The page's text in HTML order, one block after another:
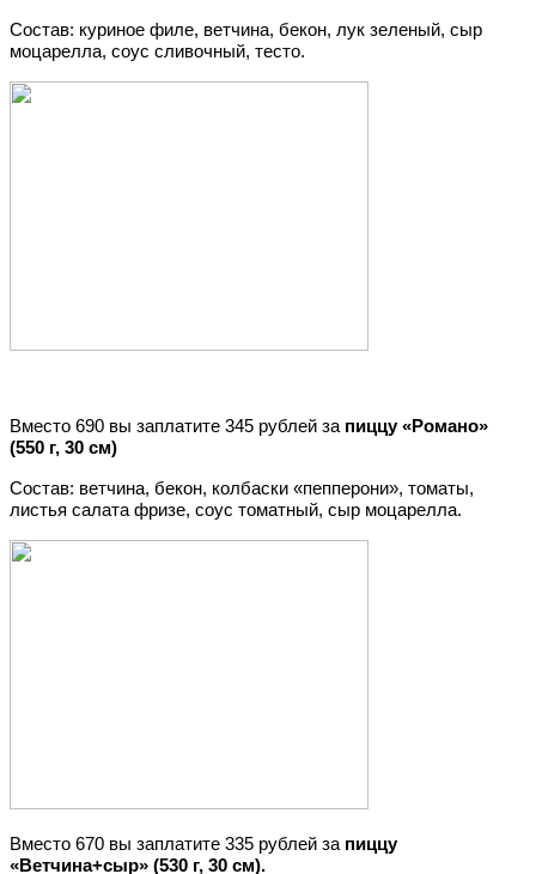
Состав: куриное филе, ветчина, бекон, лук зеленый, сыр
моцарелла, соус сливочный, тесто.
Вместо 690 вы заплатите 345 рублей за пиццу «Романо»
(550 г, 30 см)
Состав: ветчина, бекон, колбаски «пепперони», томаты,
листья салата фризе, соус томатный, сыр моцарелла.
Вместо 670 вы заплатите 335 рублей за пиццу
«Ветчина+сыр» (530 г, 30 см).